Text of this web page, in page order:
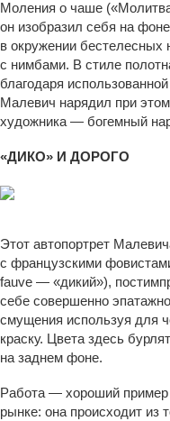
Моления о чаше
он изобразил себя на
в окружении бестелесных
с нимбами. В стиле
благодаря
Малевич нарядил при
художника — богемный
«ДИКО» И ДОРОГО
Автопортрет. 1909–1910. Sotheby’s
Этот автопортрет
с французскими
fauve — «дикий»),
себе совершенно
смущения используя для
краску. Цвета здесь
на заднем фоне.
Работа — хороший
рынке: она происходит из